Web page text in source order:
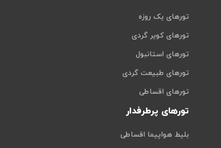
تورهای یک روزه
تورهای کویر گردی
تورهای استانبول
تورهای طبیعت گردی
تورهای اقساطی
تورهای پرطرفدار
بلیط هواپیما اقساطی